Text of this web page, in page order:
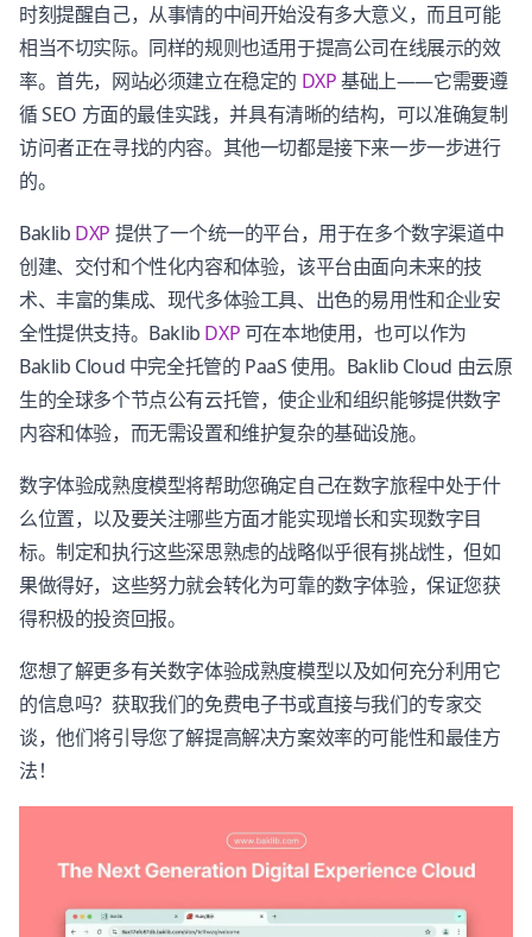
时刻提醒自己，从事情的中间开始没有多大意义，而且可能
相当不切实际。同样的规则也适用于提高公司在线展示的效
率。首先，网站必须建立在稳定的 DXP基础上——它需要遵
循 SEO 方面的最佳实践，并具有清晰的结构，可以准确复制
访问者正在寻找的内容。其他一切都是接下来一步一步进行
的。
Baklib DXP 提供了一个统一的平台，用于在多个数字渠道中
创建、交付和个性化内容和体验，该平台由面向未来的技
术、丰富的集成、现代多体验工具、出色的易用性和企业安
全性提供支持。Baklib DXP 可在本地使用，也可以作为
Baklib Cloud 中完全托管的 PaaS 使用。Baklib Cloud 由云原
生的全球多个节点公有云托管，使企业和组织能够提供数字
内容和体验，而无需设置和维护复杂的基础设施。
数字体验成熟度模型将帮助您确定自己在数字旅程中处于什
么位置，以及要关注哪些方面才能实现增长和实现数字目
标。制定和执行这些深思熟虑的战略似乎很有挑战性，但如
果做得好，这些努力就会转化为可靠的数字体验，保证您获
得积极的投资回报。
您想了解更多有关数字体验成熟度模型以及如何充分利用它
的信息吗？获取我们的免费电子书或直接与我们的专家交
谈，他们将引导您了解提高解决方案效率的可能性和最佳方
法！